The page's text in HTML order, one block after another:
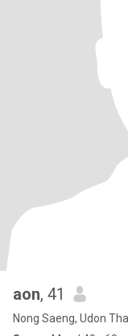
aon, 41
Nong Saeng, Udon